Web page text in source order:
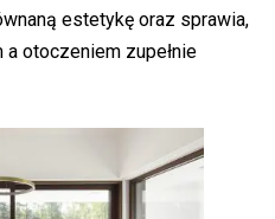
estetykę oraz sprawia,
otoczeniem zupełnie